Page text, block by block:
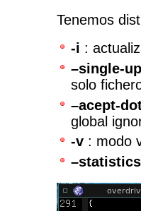
Tenemos
-i :
–single-
solo
–acept-
global
-v : modo
–statistics